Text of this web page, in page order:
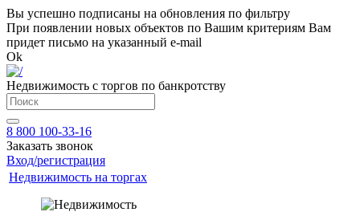
Вы успешно подписаны на обновления по фильтру
При появлении новых объектов по Вашим критериям Вам
придет письмо на указанный e-mail
Ok
Недвижимость с торгов по банкротству
8 800 100-33-16
Заказать звонок
Вход/регистрация
Недвижимость на торгах